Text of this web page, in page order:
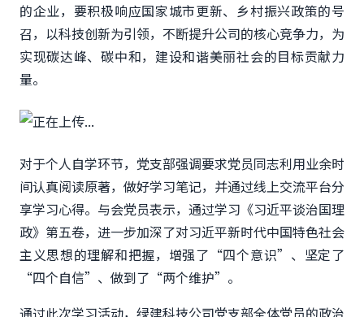
的企业，要积极响应国家城市更新、乡村振兴政策的号
召，以科技创新为引领，不断提升公司的核心竞争力，为
实现碳达峰、碳中和，建设和谐美丽社会的目标贡献力
量。
对于个人自学环节，党支部强调要求党员同志利用业余时
间认真阅读原著，做好学习笔记，并通过线上交流平台分
享学习心得。与会党员表示，通过学习《习近平谈治国理
政》第五卷，进一步加深了对习近平新时代中国特色社会
主义思想的理解和把握，增强了“四个意识”、坚定了
“四个自信”、做到了“两个维护”。